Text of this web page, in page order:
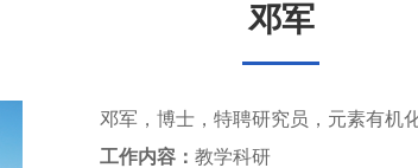
邓军
邓军，博士，特聘研究员，元素有机
工作内容： 教学科研